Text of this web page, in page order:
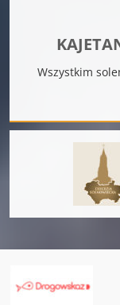
Wszystkim